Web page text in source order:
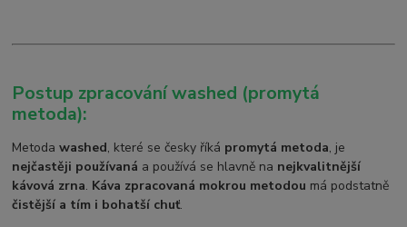
Postup zpracování washed (promytá
metoda):
Metodawashed, které se česky říká promytá metoda, je
nejčastěji používaná a používá se hlavně na nejkvalitnější
kávová zrna. Káva zpracovaná mokrou metodou má podstatně
čistější a tím i bohatší chuť.